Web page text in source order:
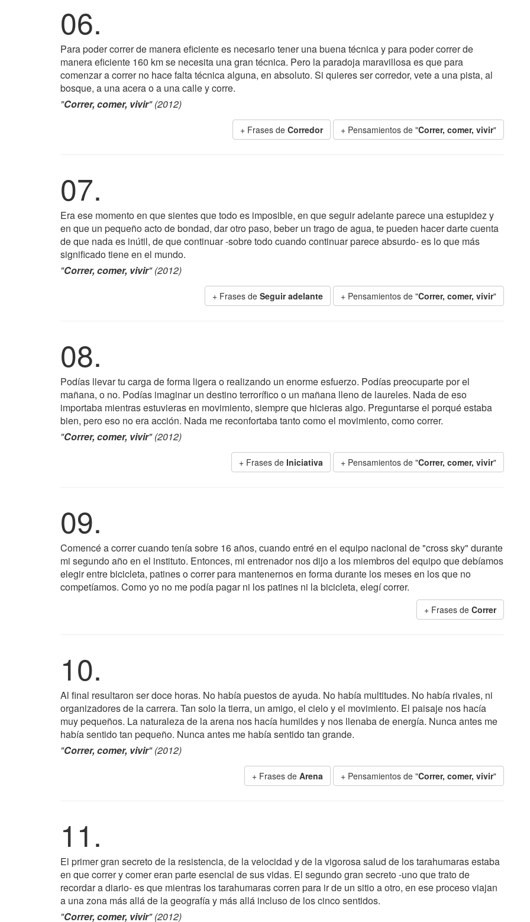
06.
Para poder correr de manera eficiente es necesario tener una buena técnica y para poder correr de
manera eficiente 160 km se necesita una gran técnica. Pero la paradoja maravillosa es que para
comenzar a correr no hace falta técnica alguna, en absoluto. Si quieres ser corredor, vete a una pista, al
bosque, a una acera o a una calle y corre.
"Correr, comer, vivir" (2012)
+ Frases de Corredor + Pensamientos de "Correr, comer, vivir"
07.
Era ese momento en que sientes que todo es imposible, en que seguir adelante parece una estupidez y
en que un pequeño acto de bondad, dar otro paso, beber un trago de agua, te pueden hacer darte cuenta
de que nada es inútil, de que continuar -sobre todo cuando continuar parece absurdo- es lo que más
significado tiene en el mundo.
"Correr, comer, vivir" (2012)
+ Frases de Seguir adelante + Pensamientos de "Correr, comer, vivir"
08.
Podías llevar tu carga de forma ligera o realizando un enorme esfuerzo. Podías preocuparte por el
mañana, o no. Podías imaginar un destino terrorífico o un mañana lleno de laureles. Nada de eso
importaba mientras estuvieras en movimiento, siempre que hicieras algo. Preguntarse el porqué estaba
bien, pero eso no era acción. Nada me reconfortaba tanto como el movimiento, como correr.
"Correr, comer, vivir" (2012)
+ Frases de Iniciativa + Pensamientos de "Correr, comer, vivir"
09.
Comencé a correr cuando tenía sobre 16 años, cuando entré en el equipo nacional de "cross sky" durante
mi segundo año en el instituto. Entonces, mi entrenador nos dijo a los miembros del equipo que debíamos
elegir entre bicicleta, patines o correr para mantenernos en forma durante los meses en los que no
competíamos. Como yo no me podía pagar ni los patines ni la bicicleta, elegí correr.
+ Frases de Correr
10.
Al final resultaron ser doce horas. No había puestos de ayuda. No había multitudes. No había rivales, ni
organizadores de la carrera. Tan solo la tierra, un amigo, el cielo y el movimiento. El paisaje nos hacía
muy pequeños. La naturaleza de la arena nos hacía humildes y nos llenaba de energía. Nunca antes me
había sentido tan pequeño. Nunca antes me había sentido tan grande.
"Correr, comer, vivir" (2012)
+ Frases de Arena + Pensamientos de "Correr, comer, vivir"
11.
El primer gran secreto de la resistencia, de la velocidad y de la vigorosa salud de los tarahumaras estaba
en que correr y comer eran parte esencial de sus vidas. El segundo gran secreto -uno que trato de
recordar a diario- es que mientras los tarahumaras corren para ir de un sitio a otro, en ese proceso viajan
a una zona más allá de la geografía y más allá incluso de los cinco sentidos.
"Correr, comer, vivir" (2012)